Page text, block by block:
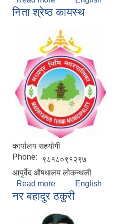
निता श्रेष्ठ कायस्थ
कार्यालय सहयोगी
Phone:
९८१८०९१२९७
आयुर्वेद ‍औषधालय लोकन्थली
Read more about निता श्रेष्ठ कायस्थ
English
नर बहादुर ठकुरी